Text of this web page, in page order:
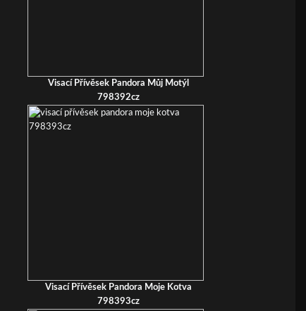
Visací Přívěsek Pandora Můj Motýl
798392cz
Visací Přívěsek Pandora Moje Kotva
798393cz